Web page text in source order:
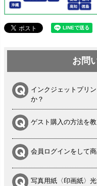
お問
インクジェットプリ
か？
ゲスト購入の方法を
会員ログインをして
写真用紙〈印画紙〉